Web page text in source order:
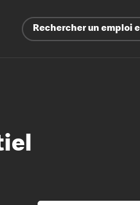
Rechercher un emploi
et perfectionnement